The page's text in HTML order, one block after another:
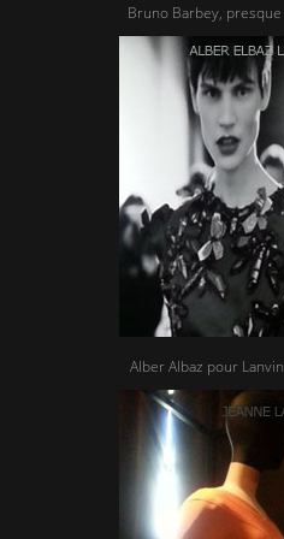
Bruno Barbey,
Alber Albaz pour